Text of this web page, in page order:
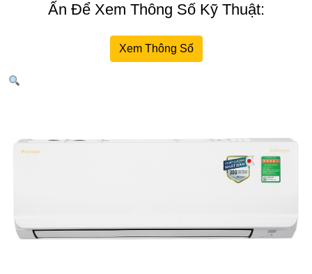
Ấn Để Xem Thông Số Kỹ Thuật:
Xem Thông Số